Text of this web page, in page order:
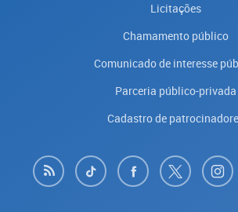
Licitações
Chamamento público
Comunicado de interesse
Parceria público-privada
Cadastro de